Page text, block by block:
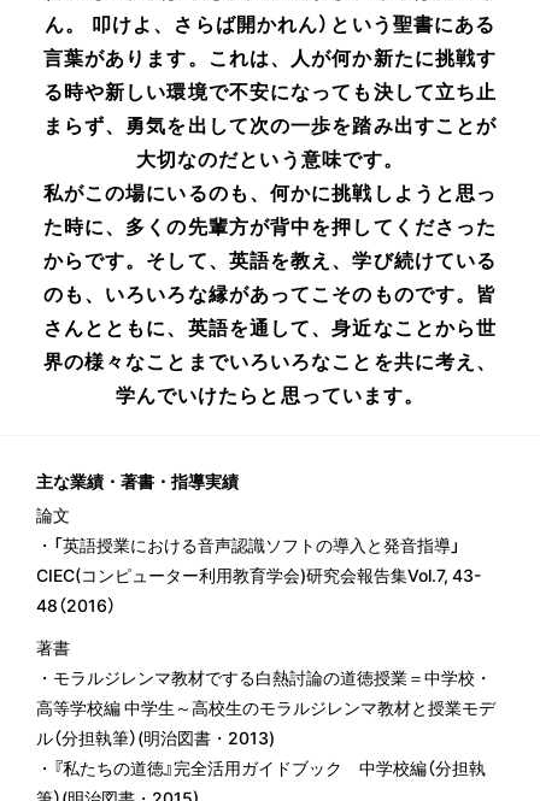
ん。 叩けよ、さらば開かれん）という聖書にある
言葉があります。これは、人が何か新たに挑戦す
る時や新しい環境で不安になっても決して立ち止
まらず、勇気を出して次の一歩を踏み出すことが
大切なのだという意味です。
私がこの場にいるのも、何かに挑戦しようと思っ
た時に、多くの先輩方が背中を押してくださった
からです。そして、英語を教え、学び続けている
のも、いろいろな縁があってこそのものです。皆
さんとともに、英語を通して、身近なことから世
界の様々なことまでいろいろなことを共に考え、
学んでいけたらと思っています。
主な業績・著書・指導実績
論文
・「英語授業における音声認識ソフトの導入と発音指導」
CIEC(コンピューター利用教育学会)研究会報告集Vol.7, 43-
48（2016）
著書
・モラルジレンマ教材でする白熱討論の道徳授業＝中学校・
高等学校編 中学生～高校生のモラルジレンマ教材と授業モデ
ル（分担執筆）(明治図書・2013)
・『私たちの道徳』完全活用ガイドブック 中学校編（分担執